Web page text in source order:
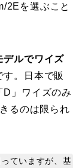
2Eを選ぶこと
デルでワイズ
す。日本で販
D」ワイズのみ
るのは限られ
ていますが、基